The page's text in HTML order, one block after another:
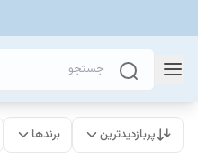
پربازدیدترین برندها